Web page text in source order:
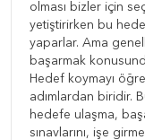
olması bizler için
yetiştirirken bu
yaparlar. Ama
başarmak
Hedef koymayı
adımlardan biridir.
hedefe ulaşma,
sınavlarını, işe